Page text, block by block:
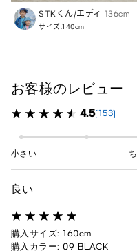
STKくん/エディ 136cm
サイズ:140cm
お客様のレビュー
4.5(153)
小さい
良い
購入サイズ: 160cm
購入カラー: 09 BLACK